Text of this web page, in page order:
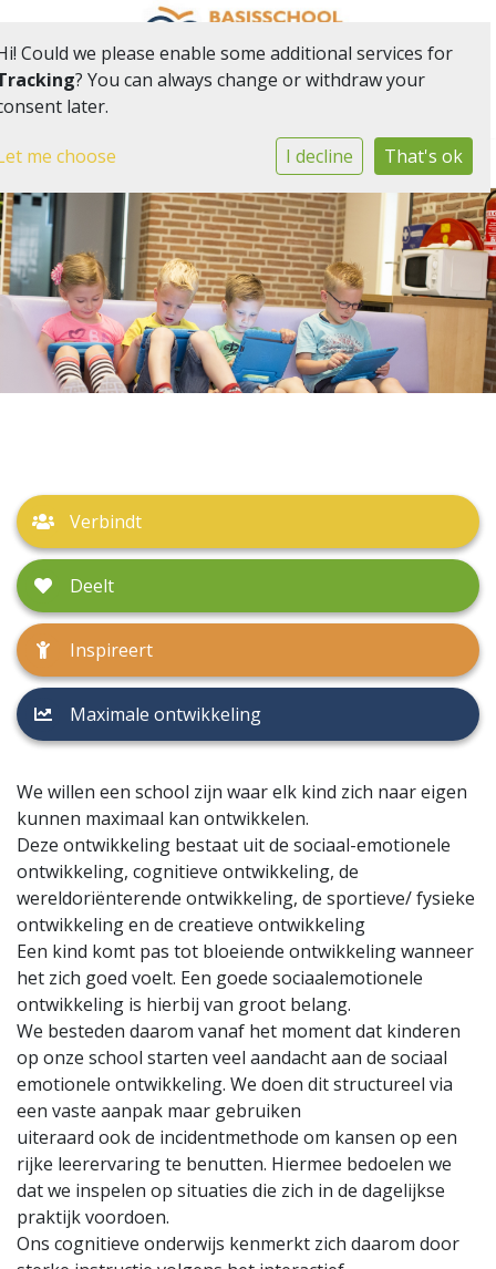
Verbindt
Deelt
Inspireert
Maximale ontwikkeling
We willen een school zijn waar elk kind zich naar eigen
kunnen maximaal kan ontwikkelen.
Deze ontwikkeling bestaat uit de sociaal-emotionele
ontwikkeling, cognitieve ontwikkeling, de
wereldoriënterende ontwikkeling, de sportieve/ fysieke
ontwikkeling en de creatieve ontwikkeling
Een kind komt pas tot bloeiende ontwikkeling wanneer
het zich goed voelt. Een goede sociaalemotionele
ontwikkeling is hierbij van groot belang.
We besteden daarom vanaf het moment dat kinderen
op onze school starten veel aandacht aan de sociaal
emotionele ontwikkeling. We doen dit structureel via
een vaste aanpak maar gebruiken
uiteraard ook de incidentmethode om kansen op een
rijke leerervaring te benutten. Hiermee bedoelen we
dat we inspelen op situaties die zich in de dagelijkse
praktijk voordoen.
Ons cognitieve onderwijs kenmerkt zich daarom door
Could we please enable some additional services for
? You can always change or withdraw your
later.
me choose I decline That's ok